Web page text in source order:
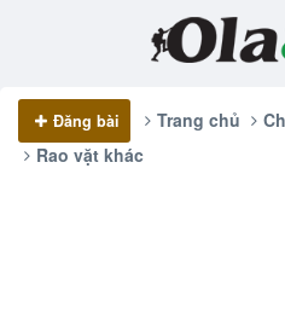
Đăng bài Trang chủ
Rao vặt khác